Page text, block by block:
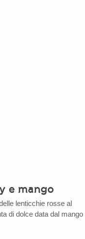
e mango
lenticchie rosse al
di dolce data dal mango